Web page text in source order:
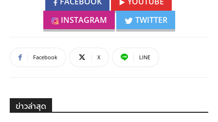
INSTAGRAM
TWITTER
Facebook X LINE
ข่าวล่าสุด